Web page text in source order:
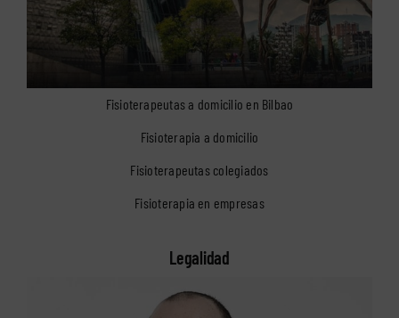
Fisioterapeutas a domicilio en Bilbao
Fisioterapia a domicilio
Fisioterapeutas colegiados
Fisioterapia en empresas
Legalidad